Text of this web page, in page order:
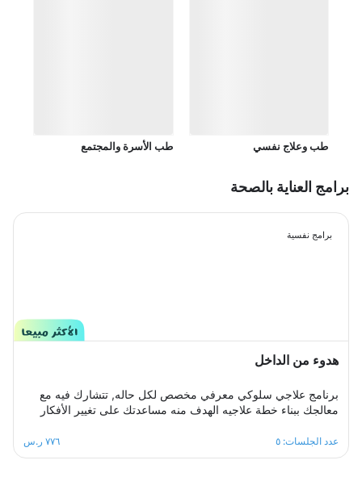
طب وعلاج نفسي طب الأسرة والمجتمع
برامج العناية بالصحة
برامج نفسية
هدوء من الداخل
برنامج علاجي سلوكي معرفي مخصص لكل حاله, تتشارك فيه مع
معالجك ببناء خطة علاجيه الهدف منه مساعدتك على تغيير الأفكار
اوشك يعتريك ، معالجك سيكون الى جانبك خطوة بخطوة ليساعدك
على تخطي ازمة التوتر والقلق المفرط لتعود لك الطمأنينة
عدد الجلسات: ٥ ٧٧٦ ر.س